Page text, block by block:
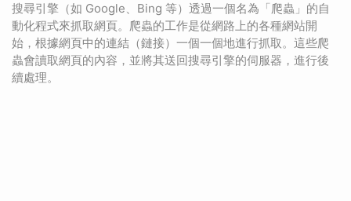
搜尋引擎（如 Google、Bing 等）透過一個名為「爬蟲」的自
動化程式來抓取網頁。爬蟲的工作是從網路上的各種網站開
始，根據網頁中的連結（鏈接）一個一個地進行抓取。這些爬
蟲會讀取網頁的內容，並將其送回搜尋引擎的伺服器，進行後
續處理。